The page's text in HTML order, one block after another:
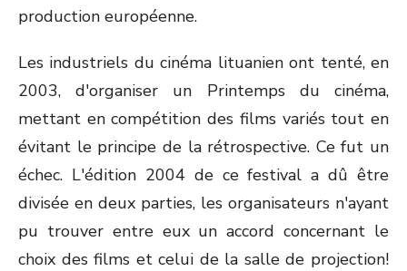
production européenne.
Les industriels du cinéma lituanien ont tenté, en
2003, d'organiser un Printemps du cinéma,
mettant en compétition des films variés tout en
évitant le principe de la rétrospective. Ce fut un
échec. L'édition 2004 de ce festival a dû être
divisée en deux parties, les organisateurs n'ayant
pu trouver entre eux un accord concernant le
choix des films et celui de la salle de projection!